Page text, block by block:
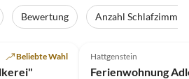
Bewertung
Anzahl Schlafzimmer
Beliebte Wahl Hattgenstein